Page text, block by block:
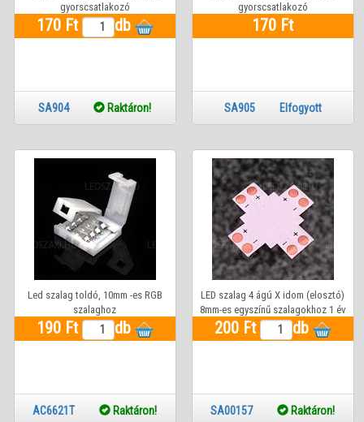
gyorscsatlakozó
170 Ft db
SA904 Raktáron!
gyorscsatlakozó
170 Ft
SA905 Elfogyott
Led szalag toldó, 10mm -es RGB
szalaghoz
190 Ft db
AC6621T Raktáron!
LED szalag 4 ágú X idom (elosztó)
8mm-es egyszínű szalagokhoz 1 év
garanciával
200 Ft db
SA00157 Raktáron!